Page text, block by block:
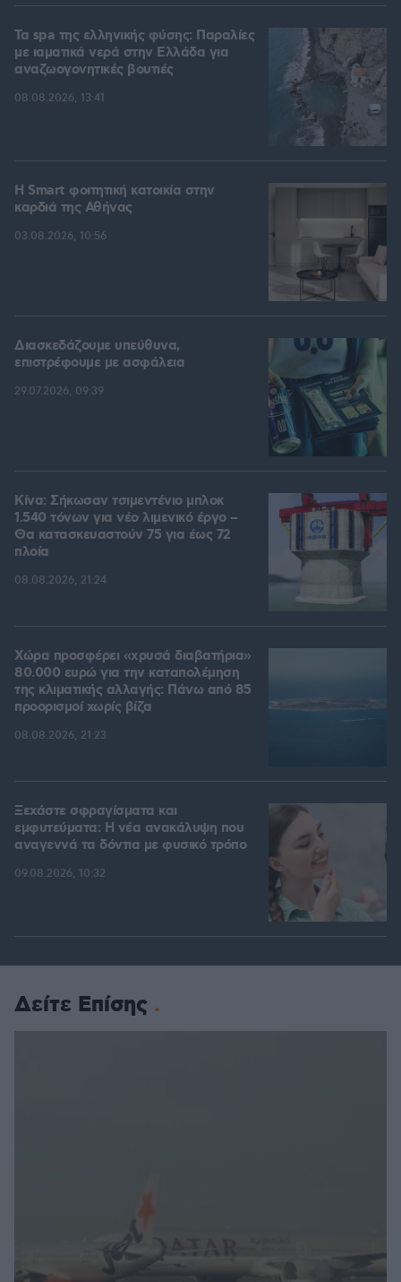
Τα spa της ελληνικής φύσης: Παραλίες
με ιαματικά νερά στην Ελλάδα για
αναζωογονητικές βουτιές
08.08.2026, 13:41
Η Smart φοιτητική κατοικία στην
καρδιά της Αθήνας
03.08.2026, 10:56
Διασκεδάζουμε υπεύθυνα,
επιστρέφουμε με ασφάλεια
29.07.2026, 09:39
Κίνα: Σήκωσαν τσιμεντένιο μπλοκ
1.540 τόνων για νέο λιμενικό έργο –
Θα κατασκευαστούν 75 για έως 72
πλοία
08.08.2026, 21:24
Χώρα προσφέρει «χρυσά διαβατήρια»
80.000 ευρώ για την καταπολέμηση
της κλιματικής αλλαγής: Πάνω από 85
προορισμοί χωρίς βίζα
08.08.2026, 21:23
Ξεχάστε σφραγίσματα και
εμφυτεύματα: Η νέα ανακάλυψη που
αναγεννά τα δόντια με φυσικό τρόπο
09.08.2026, 10:32
Δείτε Επίσης